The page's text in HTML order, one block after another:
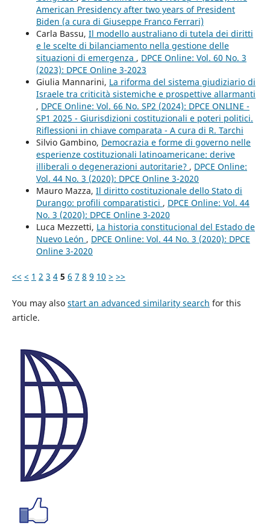
American Presidency after two years of President
Biden (a cura di Giuseppe Franco Ferrari)
Carla Bassu, Il modello australiano di tutela dei diritti
e le scelte di bilanciamento nella gestione delle
situazioni di emergenza , DPCE Online: Vol. 60 No. 3
(2023): DPCE Online 3-2023
Giulia Mannarini, La riforma del sistema giudiziario di
Israele tra criticità sistemiche e prospettive allarmanti
, DPCE Online: Vol. 66 No. SP2 (2024): DPCE ONLINE -
SP1 2025 - Giurisdizioni costituzionali e poteri politici.
Riflessioni in chiave comparata - A cura di R. Tarchi
Silvio Gambino, Democrazia e forme di governo nelle
esperienze costituzionali latinoamericane: derive
illiberali o degenerazioni autoritarie? , DPCE Online:
Vol. 44 No. 3 (2020): DPCE Online 3-2020
Mauro Mazza, Il diritto costituzionale dello Stato di
Durango: profili comparatistici , DPCE Online: Vol. 44
No. 3 (2020): DPCE Online 3-2020
Luca Mezzetti, La historia constitucional del Estado de
Nuevo León , DPCE Online: Vol. 44 No. 3 (2020): DPCE
Online 3-2020
<< < 1 2 3 4 5 6 7 8 9 10 > >>
You may also start an advanced similarity search for this
article.